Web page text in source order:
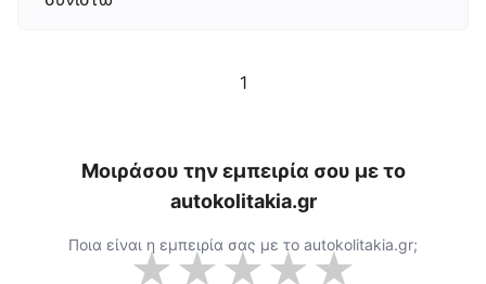
1
Μοιράσου την εμπειρία σου με το
autokolitakia.gr
Ποια είναι η εμπειρία σας με το autokolitakia.gr;
★★★★★